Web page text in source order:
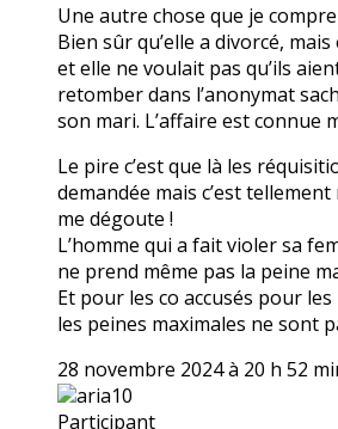
Une autre chose que je
Bien sûr qu’elle a divorcé,
et elle ne voulait pas qu’ils
retomber dans l’anonymat
son mari. L’affaire est connue
Le pire c’est que là les
demandée mais c’est
me dégoute !
L’homme qui a fait violer sa
ne prend même pas la peine
Et pour les co accusés pour
les peines maximales ne sont
28 novembre 2024 à 20 h 52
aria10
Participant